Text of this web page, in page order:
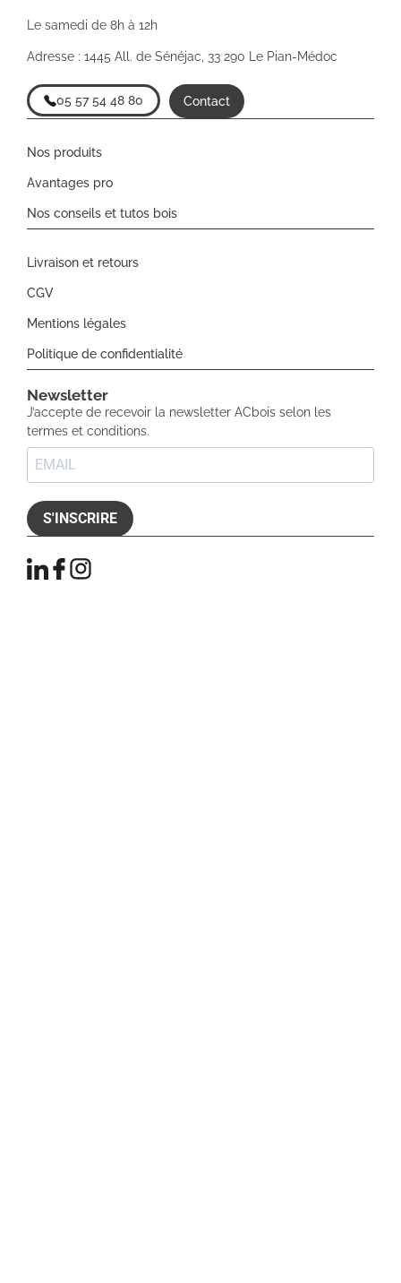
Le samedi de 8h à 12h
Adresse : 1445 All. de Sénéjac, 33 290 Le Pian-Médoc
05 57 54 48 80 Contact
Nos produits
Avantages pro
Nos conseils et tutos bois
Livraison et retours
CGV
Mentions légales
Politique de confidentialité
Newsletter​
J’accepte de recevoir la newsletter ACbois selon les
termes et conditions.
S'INSCRIRE